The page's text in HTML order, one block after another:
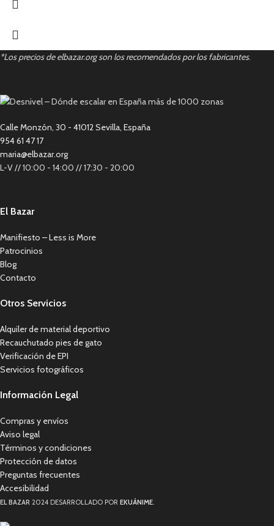
*Los precios de elbazar.org son los recomendados por los fabricantes.
Calle Monzón, 30 - 41012 Sevilla, España
954 61 47 17
maria@elbazar.org
L-V // 10:00 - 14:00 // 17:30 - 20:00
El Bazar
Manifiesto – Less is More
Patrocinios
Blog
Contacto
Otros Servicios
Alquiler de material deportivo
Recauchutado pies de gato
Verificación de EPI
Servicios fotográficos
Información Legal
Compras y envíos
Aviso legal
Términos y condiciones
Protección de datos
Preguntas frecuentes
Accesibilidad
EL BAZAR 2024 DESARROLLADO POR EKUÁNIME.